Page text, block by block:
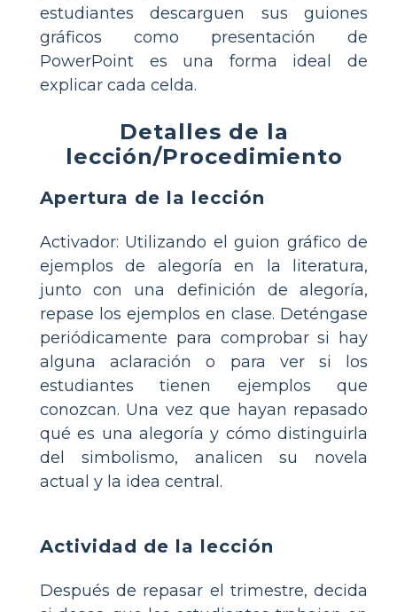
estudiantes descarguen sus guiones
gráficos como presentación de
PowerPoint es una forma ideal de
explicar cada celda.
Detalles de la
lección/Procedimiento
Apertura de la lección
Activador: Utilizando el guion gráfico de
ejemplos de alegoría en la literatura,
junto con una definición de alegoría,
repase los ejemplos en clase. Deténgase
periódicamente para comprobar si hay
alguna aclaración o para ver si los
estudiantes tienen ejemplos que
conozcan. Una vez que hayan repasado
qué es una alegoría y cómo distinguirla
del simbolismo, analicen su novela
actual y la idea central.
Actividad de la lección
Después de repasar el trimestre, decida